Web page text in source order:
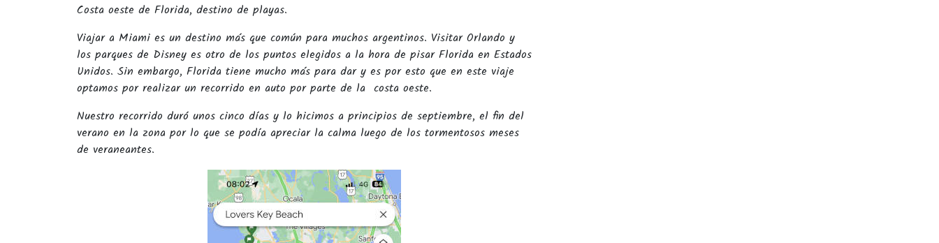
Costa oeste de Florida, destino de playas.
Viajar a Miami es un destino más que común para muchos argentinos. Visitar Orlando y
los parques de Disney es otro de los puntos elegidos a la hora de pisar Florida en Estados
Unidos. Sin embargo, Florida tiene mucho más para dar y es por esto que en este viaje
optamos por realizar un recorrido en auto por parte de la costa oeste.
Nuestro recorrido duró unos cinco días y lo hicimos a principios de septiembre, el fin del
verano en la zona por lo que se podía apreciar la calma luego de los tormentosos meses
de veraneantes.